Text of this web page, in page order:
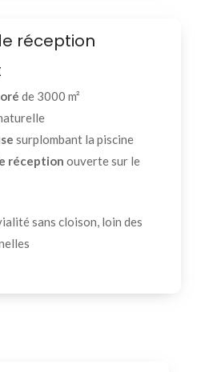
réception
de 3000 m²
surplombant la piscine
réception ouverte sur le
sans cloison, loin des